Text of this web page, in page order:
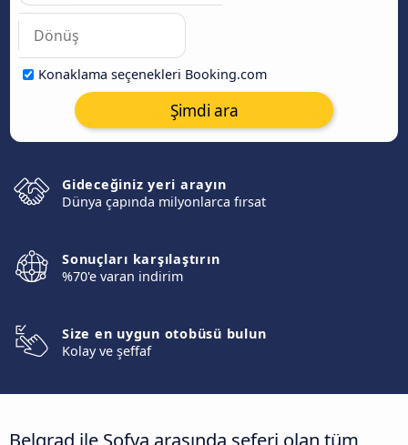
Konaklama seçenekleri Booking.com
Şimdi ara
Gideceğiniz yeri arayın
Dünya çapında milyonlarca fırsat
Sonuçları karşılaştırın
%70'e varan indirim
Size en uygun otobüsü bulun
Kolay ve şeffaf
Belgrad ile Sofya arasında seferi olan tüm